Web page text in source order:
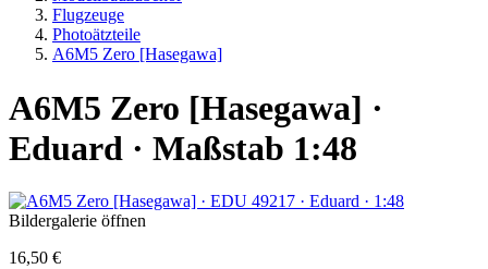
Flugzeuge
Photoätzteile
A6M5 Zero [Hasegawa]
A6M5 Zero [Hasegawa] ·
Eduard · Maßstab 1:48
Bildergalerie öffnen
16,50 €